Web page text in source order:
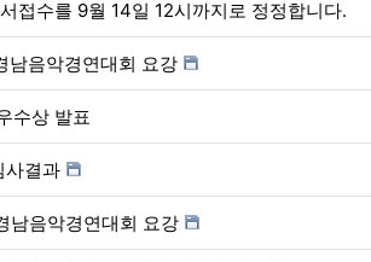
접수를 9월 14일 12시까지로 정정합니다.
남음악경연대회 요강
수상 발표
사결과
남음악경연대회 요강